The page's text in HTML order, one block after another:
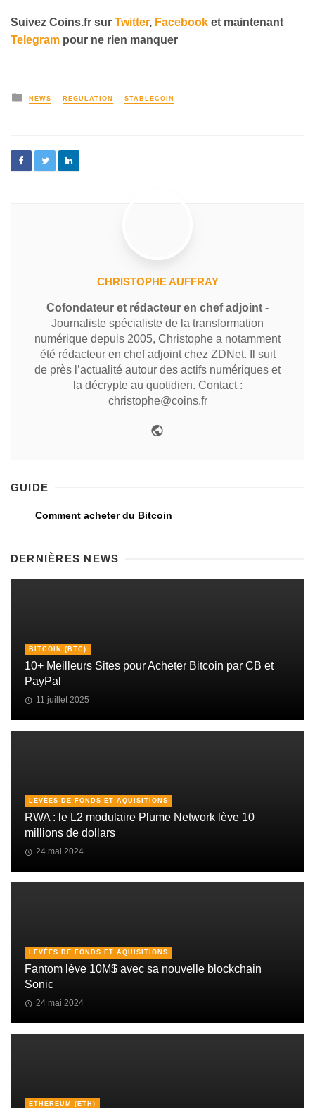
Suivez Coins.fr sur Twitter, Facebook et maintenant
Telegram pour ne rien manquer
NEWS REGULATION STABLECOIN
CHRISTOPHE AUFFRAY
Cofondateur et rédacteur en chef adjoint -
Journaliste spécialiste de la transformation
numérique depuis 2005, Christophe a notamment
été rédacteur en chef adjoint chez ZDNet. Il suit
de près l’actualité autour des actifs numériques et
la décrypte au quotidien. Contact :
christophe@coins.fr
GUIDE
Comment acheter du Bitcoin
DERNIÈRES NEWS
BITCOIN (BTC)
10+ Meilleurs Sites pour Acheter Bitcoin par CB et
PayPal
11 juillet 2025
LEVÉES DE FONDS ET AQUISITIONS
RWA : le L2 modulaire Plume Network lève 10
millions de dollars
24 mai 2024
LEVÉES DE FONDS ET AQUISITIONS
Fantom lève 10M$ avec sa nouvelle blockchain
Sonic
24 mai 2024
ETHEREUM (ETH)